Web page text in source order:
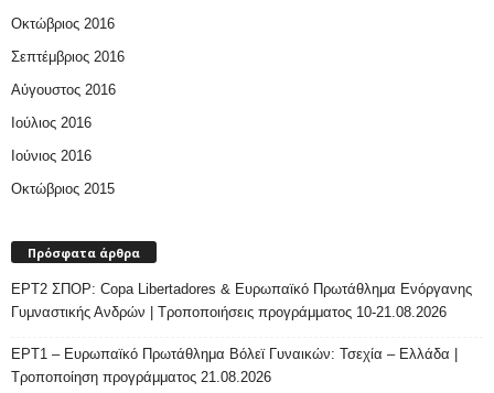
Οκτώβριος 2016
Σεπτέμβριος 2016
Αύγουστος 2016
Ιούλιος 2016
Ιούνιος 2016
Οκτώβριος 2015
Πρόσφατα άρθρα
ΕΡΤ2 ΣΠΟΡ: Copa Libertadores & Ευρωπαϊκό Πρωτάθλημα Ενόργανης
Γυμναστικής Ανδρών | Τροποποιήσεις προγράμματος 10-21.08.2026
ΕΡΤ1 – Ευρωπαϊκό Πρωτάθλημα Βόλεϊ Γυναικών: Τσεχία – Ελλάδα |
Τροποποίηση προγράμματος 21.08.2026